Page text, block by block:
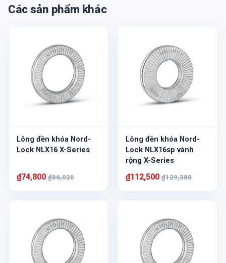
Các sản phẩm khác
Lông đền khóa Nord-
Lock NLX16 X-Series
₫74,800 ₫86,020
Lông đền khóa Nord-
Lock NLX16sp vành
rộng X-Series
₫112,500 ₫129,380